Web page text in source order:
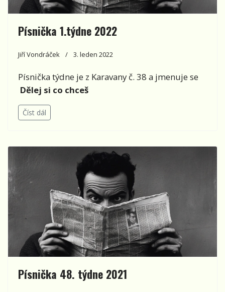
Písnička 1.týdne 2022
Jiří Vondráček 3. leden 2022
Písnička týdne je z Karavany č. 38 a jmenuje se
Dělej si co chceš
Číst dál
Písnička 48. týdne 2021